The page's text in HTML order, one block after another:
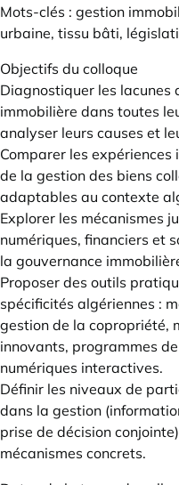
Mots-clés : gestion
urbaine, tissu bâti,
Objectifs du colloque
Diagnostiquer les lacunes
immobilière dans toutes
analyser leurs causes et
Comparer les
de la gestion des biens
adaptables au contexte
Explorer les mécanismes
numériques, financiers et
la gouvernance
Proposer des outils
spécificités algériennes :
gestion de la copropriété,
innovants, programmes
numériques interactives.
Définir les niveaux de
dans la gestion
prise de décision
mécanismes concrets.